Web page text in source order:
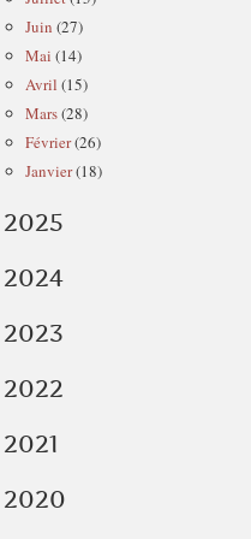
Juin (27)
Mai (14)
Avril (15)
Mars(28)
Février(26)
Janvier(18)
2025
2024
2023
2022
2021
2020